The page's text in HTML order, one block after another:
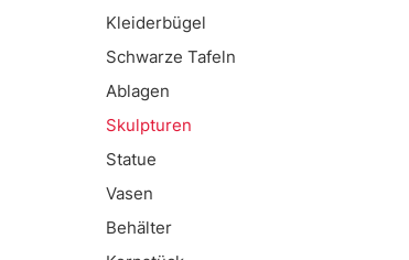
Kleiderbügel
Schwarze Tafeln
Ablagen
Skulpturen
Statue
Vasen
Behälter